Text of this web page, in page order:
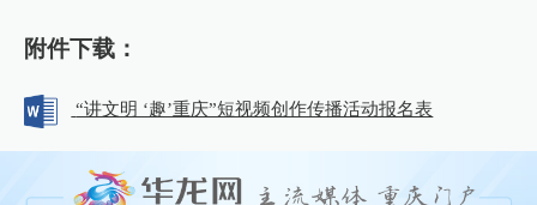
附件下载：
“讲文明 ‘趣’重庆”短视频创作传播活动报名表